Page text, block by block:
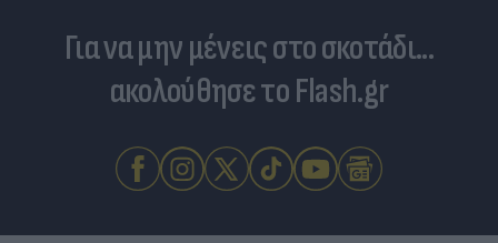
Για να μην μένεις στο σκοτάδι...
ακολούθησε το Flash.gr